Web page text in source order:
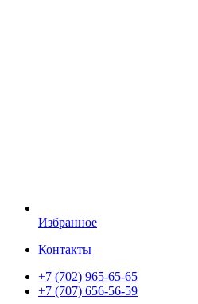
Избранное
Контакты
+7 (702) 965-65-65
+7 (707) 656-56-59